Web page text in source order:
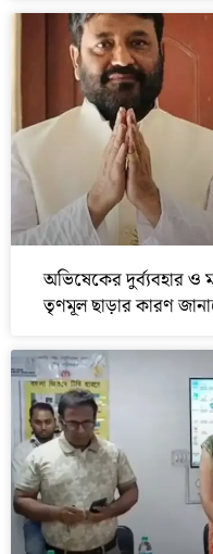
অভিষেকের দুর্ব্যবহার
তৃণমূল ছাড়ার কারণ